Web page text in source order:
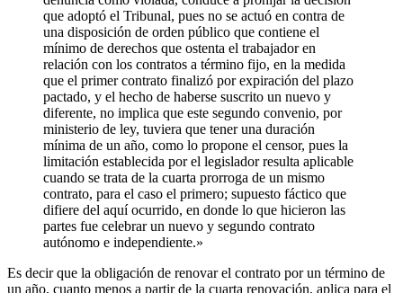
que adoptó el Tribunal, pues no se actuó en contra de
una disposición de orden público que contiene el
mínimo de derechos que ostenta el trabajador en
relación con los contratos a término fijo, en la medida
que el primer contrato finalizó por expiración del plazo
pactado, y el hecho de haberse suscrito un nuevo y
diferente, no implica que este segundo convenio, por
ministerio de ley, tuviera que tener una duración
mínima de un año, como lo propone el censor, pues la
limitación establecida por el legislador resulta aplicable
cuando se trata de la cuarta prorroga de un mismo
contrato, para el caso el primero; supuesto fáctico que
difiere del aquí ocurrido, en donde lo que hicieron las
partes fue celebrar un nuevo y segundo contrato
autónomo e independiente.»
Es decir que la obligación de renovar el contrato por un término de
un año, cuanto menos a partir de la cuarta renovación, aplica para el